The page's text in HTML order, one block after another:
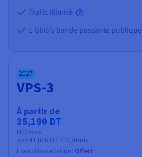
Trafic illimité
1 Gbit/s bande passante publique
2027
VPS-3
À partir de
35,190 DT
HT/mois
soit41,876 DTTTC/mois
Frais d'installation: Offert